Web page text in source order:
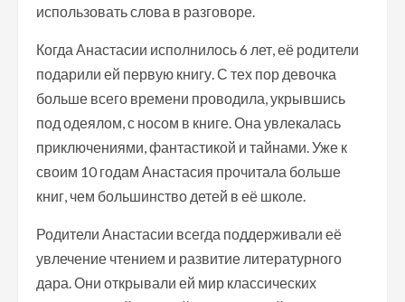
использовать слова в разговоре.
Когда Анастасии исполнилось 6 лет, её родители
подарили ей первую книгу. С тех пор девочка
больше всего времени проводила, укрывшись
под одеялом, с носом в книге. Она увлекалась
приключениями, фантастикой и тайнами. Уже к
своим 10 годам Анастасия прочитала больше
книг, чем большинство детей в её школе.
Родители Анастасии всегда поддерживали её
увлечение чтением и развитие литературного
дара. Они открывали ей мир классических